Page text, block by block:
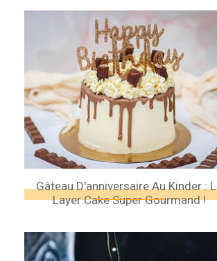
Gâteau D'anniversaire Au Kinder :
Layer Cake Super Gourmand !